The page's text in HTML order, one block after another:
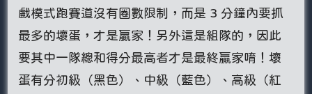
戲模式跑賽道沒有圈數限制，而是 3 分鐘內要抓
最多的壞蛋，才是贏家！另外這是組隊的，因此
要其中一隊總和得分最高者才是最終贏家唷！壞
蛋有分初級（黑色）、中級（藍色）、高級（紅